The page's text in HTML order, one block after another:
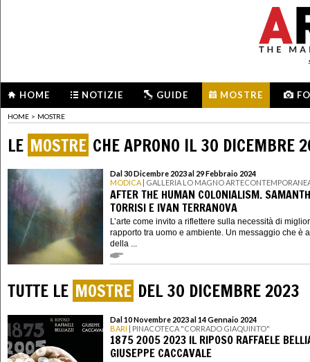
HOME NOTIZIE GUIDE MOSTRE
HOME > MOSTRE
LE MOSTRE CHE APRONO IL 30 DICEMBRE
Dal 30 Dicembre 2023 al 29 Febbraio 2024
MODICA | GALLERIA LO MAGNO
AFTER THE HUMAN COLONIALISM.
TORRISI E IVAN TERRANOVA
L’arte come invito a riflettere sulla necessità di
rapporto tra uomo e ambiente. Un messaggio che è
della ...
TUTTE LE MOSTRE DEL 30 DICEMBRE 2023
Dal 10 Novembre 2023 al 14 Gennaio 2024
BARI | PINACOTECA "CORRADO GIAQUINTO"
1875 2005 2023 IL RIPOSO RAFFAELE
GIUSEPPE CACCAVALE